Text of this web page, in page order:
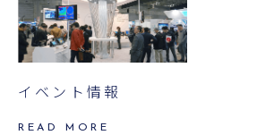
イベント情報
READ MORE